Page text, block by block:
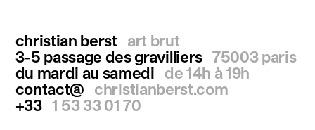
christian berst
art brut
3-5 passage des gravilliers 75003 paris
du mardi au samedi
de 14h à 19h
contact@
christianberst.com
+33 1 53 33 01 70